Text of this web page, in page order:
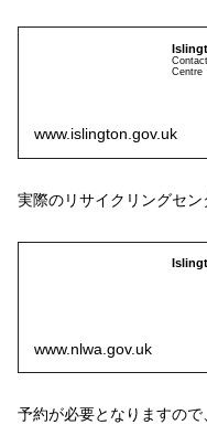
Centre
www.islington.gov.uk
実際のリサイクリングセン
www.nlwa.gov.uk
予約が必要となりますの